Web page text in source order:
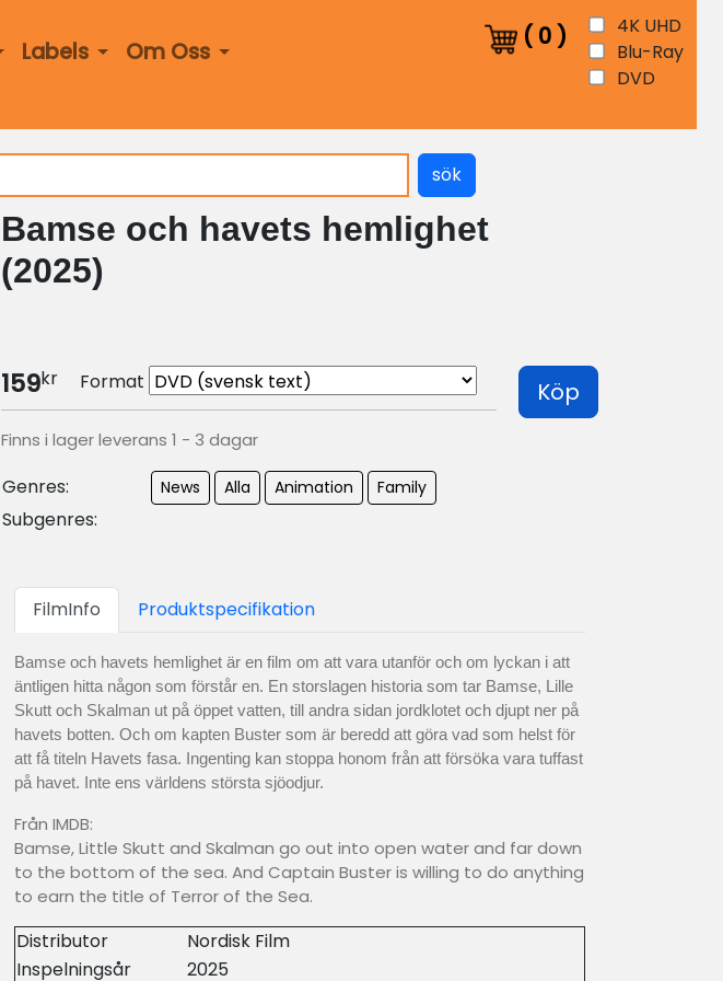
Labels Om Oss
( 0 )
4K UHD
Blu-Ray
DVD
sök
Bamse och havets hemlighet
(2025)
159kr Format Köp
Finns i lager leverans 1 - 3 dagar
Genres: News Alla Animation Family
Subgenres:
FilmInfo Produktspecifikation
Bamse och havets hemlighet är en film om att vara utanför och om lyckan i att
äntligen hitta någon som förstår en. En storslagen historia som tar Bamse, Lille
Skutt och Skalman ut på öppet vatten, till andra sidan jordklotet och djupt ner på
havets botten. Och om kapten Buster som är beredd att göra vad som helst för
att få titeln Havets fasa. Ingenting kan stoppa honom från att försöka vara tuffast
på havet. Inte ens världens största sjöodjur.
Från IMDB:
Bamse, Little Skutt and Skalman go out into open water and far down
to the bottom of the sea. And Captain Buster is willing to do anything
to earn the title of Terror of the Sea.
Distributor
Nordisk Film
Inspelningsår
2025